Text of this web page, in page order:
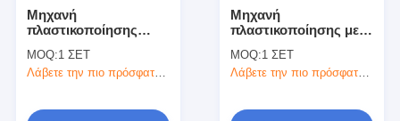
Μηχανή
πλαστικοποίησης
διπλής όψης
απελευθέρωσης
MOQ:1 ΣΕΤ
Λάβετε την πιο πρόσφατη τιμή
Μηχανή
πλαστικοποίησης με
σε συνδυασμό με
εξώθηση υψηλής
MOQ:1 ΣΕΤ